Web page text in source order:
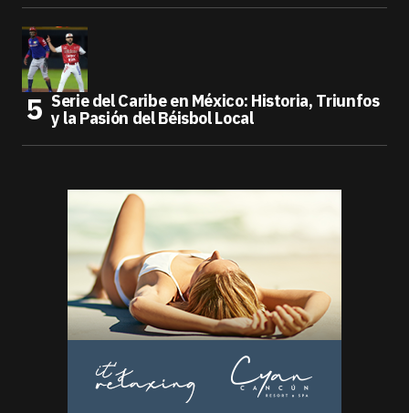
Serie del Caribe en México: Historia, Triunfos
y la Pasión del Béisbol Local